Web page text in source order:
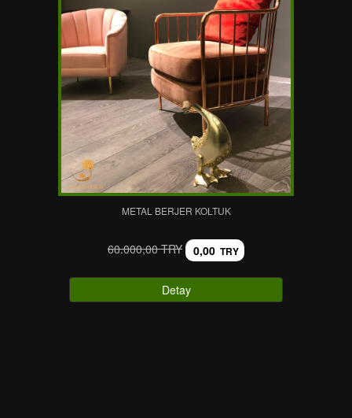
METAL BERJER KOLTUK
60.000,00 TRY 0,00 TRY
Detay